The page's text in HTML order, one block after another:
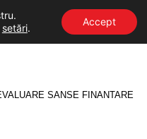
SANSE FINANTARE
setări.
Accept